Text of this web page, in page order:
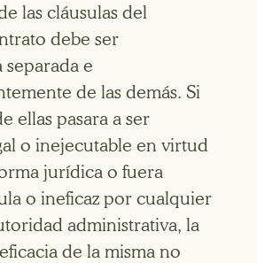
las cláusulas del
debe ser
e
de las demás. Si
ellas pasara a ser
o inejecutable en virtud
jurídica o fuera
o ineficaz por cualquier
administrativa, la
de la misma no